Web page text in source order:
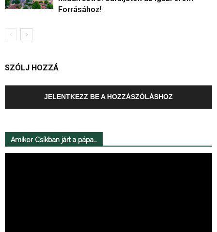
Forrásához!
SZÓLJ HOZZÁ
JELENTKEZZ BE A HOZZÁSZÓLÁSHOZ
Amikor Csíkban járt a pápa…